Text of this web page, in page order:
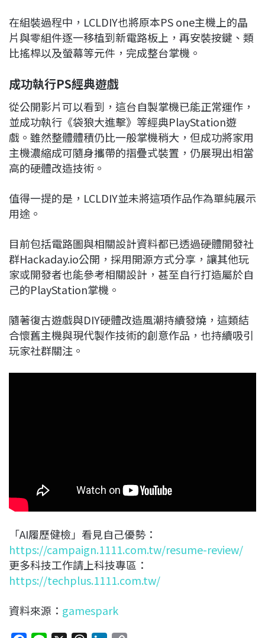
在組裝過程中，LCLDIY也將原本PS one主機上的晶
片與零組件逐一移植到新電路板上，再安裝按鍵、類
比搖桿以及螢幕等元件，完成整台掌機。
成功執行PS經典遊戲
從公開影片可以看到，這台自製掌機已能正常運作，
並成功執行《袋狼大進擊》等經典PlayStation遊
戲。雖然整體體積仍比一般掌機稍大，但成功將家用
主機濃縮成可隨身攜帶的摺疊式裝置，仍展現出相當
高的硬體改造技術。
值得一提的是，LCLDIY並未將這項作品作為單純展示
用途。
目前包括電路圖與相關設計資料都已透過硬體開發社
群Hackaday.io公開，採用開源方式分享，讓其他玩
家或開發者也能參考相關設計，甚至自行打造屬於自
己的PlayStation掌機。
隨著復古遊戲與DIY硬體改造風潮持續發燒，這類結
合懷舊主機與現代製作技術的創意作品，也持續吸引
玩家社群關注。
「AI履歷健檢」看見自己優勢：
https://campaign.1111.com.tw/resume-review/
更多科技工作請上科技專區：
https://techplus.1111.com.tw/
資料來源： gamespark